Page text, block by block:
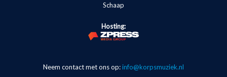
Schaap
Hosting:
Neem contact met ons op:info@korpsmuziek.nl